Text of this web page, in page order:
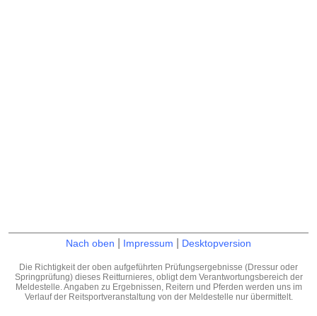
Nach oben Impressum Desktopversion
Die Richtigkeit der oben aufgeführten Prüfungsergebnisse (Dressur oder
Springprüfung) dieses Reitturnieres, obligt dem Verantwortungsbereich der
Meldestelle. Angaben zu Ergebnissen, Reitern und Pferden werden uns im
Verlauf der Reitsportveranstaltung von der Meldestelle nur übermittelt.